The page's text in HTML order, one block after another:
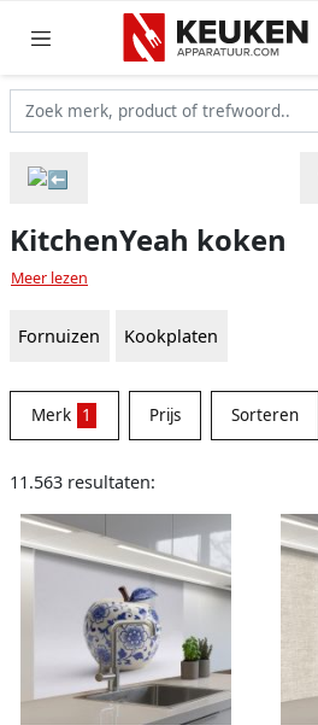
KitchenYeah koken
Meer lezen
Fornuizen Kookplaten
Merk 1 Prijs Sorteren
11.563 resultaten: